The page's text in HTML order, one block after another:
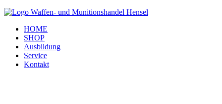
HOME
SHOP
Ausbildung
Service
Kontakt